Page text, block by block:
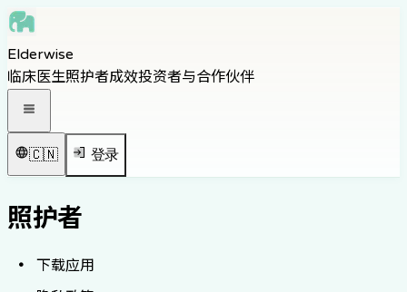
Skip to navigation
Skip to footer
Elderwise
临床医生照护者成效投资者与合作伙伴
🇨🇳 登录
照护者
下载应用